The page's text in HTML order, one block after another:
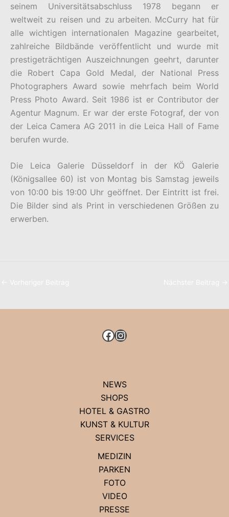
seinem Universitätsabschluss 1978 begann er
weltweit zu reisen und zu arbeiten. McCurry hat für
alle wichtigen internationalen Magazine gearbeitet,
zahlreiche Bildbände veröffentlicht und wurde mit
prestigeträchtigen Auszeichnungen geehrt, darunter
die Robert Capa Gold Medal, der National Press
Photographers Award sowie mehrfach beim World
Press Photo Award. Seit 1986 ist er Contributor der
Agentur Magnum. Er war der erste Fotograf, der von
der Leica Camera AG 2011 in die Leica Hall of Fame
berufen wurde.
Die Leica Galerie Düsseldorf in der KÖ Galerie
(Königsallee 60) ist von Montag bis Samstag jeweils
von 10:00 bis 19:00 Uhr geöffnet. Der Eintritt ist frei.
Die Bilder sind als Print in verschiedenen Größen zu
erwerben.
FACEBOOK
INSTAGRAM
NEWS
SHOPS
HOTEL & GASTRO
KUNST & KULTUR
SERVICES
MEDIZIN
PARKEN
FOTO
VIDEO
PRESSE